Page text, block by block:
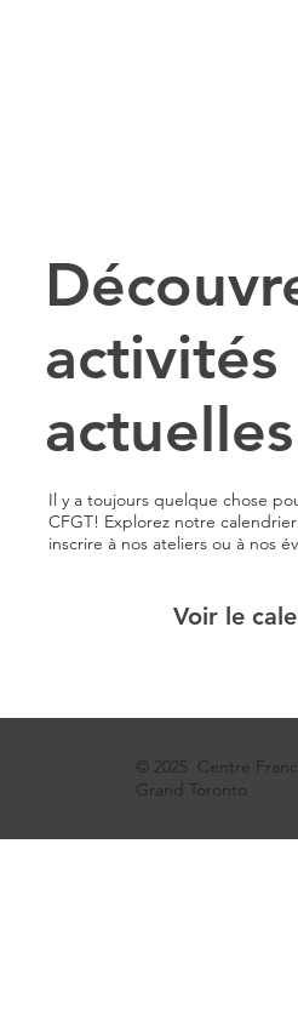
activités
actuelles
Il y a toujours quelque chose
CFGT! Explorez notre
inscrire à nos ateliers ou à nos
Voir le
© 2025 Centre
Grand Toronto